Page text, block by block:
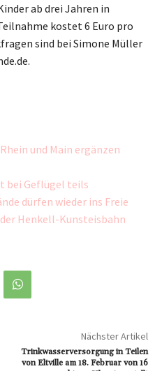
ab drei Jahren in
kostet 6 Euro pro
sind bei Simone Müller
und Main ergänzen
bei Geflügel teils
dürfen wieder ins Freie
Henkell-Kunsteisbahn
Nächster Artikel
Trinkwasserversorgung in Teilen
von Eltville am 18. Februar von 16